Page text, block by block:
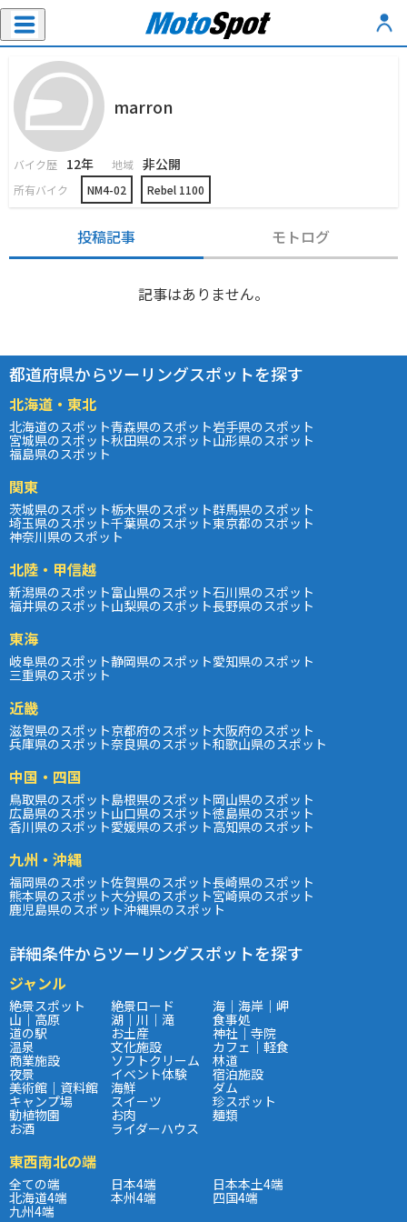
marron
バイク歴 12年 地域 非公開
所有バイク NM4-02 Rebel 1100
投稿記事 モトログ
記事はありません。
都道府県からツーリングスポットを探す
北海道・東北
北海道のスポット青森県のスポット岩手県のスポット
宮城県のスポット秋田県のスポット山形県のスポット
福島県のスポット
関東
茨城県のスポット栃木県のスポット群馬県のスポット
埼玉県のスポット千葉県のスポット東京都のスポット
神奈川県のスポット
北陸・甲信越
新潟県のスポット富山県のスポット石川県のスポット
福井県のスポット山梨県のスポット長野県のスポット
東海
岐阜県のスポット静岡県のスポット愛知県のスポット
三重県のスポット
近畿
滋賀県のスポット京都府のスポット大阪府のスポット
兵庫県のスポット奈良県のスポット和歌山県のスポット
中国・四国
鳥取県のスポット島根県のスポット岡山県のスポット
広島県のスポット山口県のスポット徳島県のスポット
香川県のスポット愛媛県のスポット高知県のスポット
九州・沖縄
福岡県のスポット佐賀県のスポット長崎県のスポット
熊本県のスポット大分県のスポット宮崎県のスポット
鹿児島県のスポット沖縄県のスポット
詳細条件からツーリングスポットを探す
ジャンル
絶景スポット 絶景ロード 海｜海岸｜岬
山｜高原 湖｜川｜滝 食事処
道の駅 お土産 神社｜寺院
温泉 文化施設 カフェ｜軽食
商業施設 ソフトクリーム 林道
夜景 イベント体験 宿泊施設
美術館｜資料館 海鮮 ダム
キャンプ場 スイーツ 珍スポット
動植物園 お肉 麺類
お酒 ライダーハウス
東西南北の端
全ての端 日本4端 日本本土4端
北海道4端 本州4端 四国4端
九州4端